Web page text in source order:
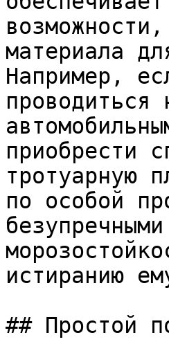
материала
Например,
проводиться
приобрести
тротуарную
по особой
истиранию
## Простой